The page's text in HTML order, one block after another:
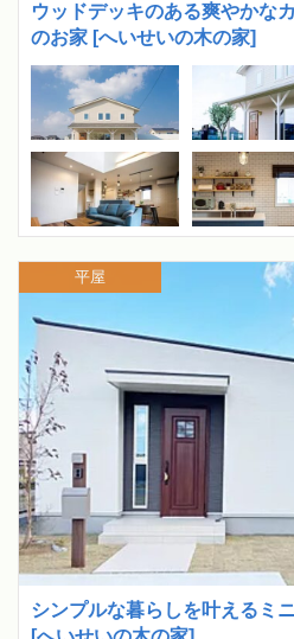
ウッドデッキのある爽やかな
のお家 [へいせいの木の家]
シンプルな暮らしを叶えるミ
平屋